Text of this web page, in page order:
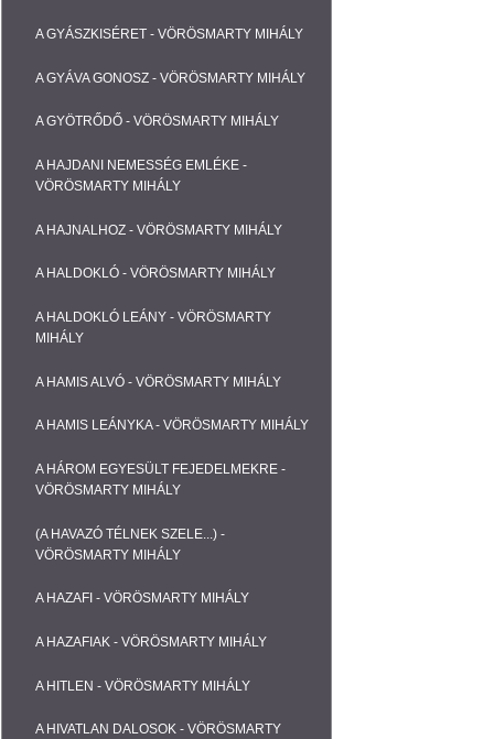
A GYÁSZKISÉRET - VÖRÖSMARTY MIHÁLY
A GYÁVA GONOSZ - VÖRÖSMARTY MIHÁLY
A GYÖTRŐDŐ - VÖRÖSMARTY MIHÁLY
A HAJDANI NEMESSÉG EMLÉKE -
VÖRÖSMARTY MIHÁLY
A HAJNALHOZ - VÖRÖSMARTY MIHÁLY
A HALDOKLÓ - VÖRÖSMARTY MIHÁLY
A HALDOKLÓ LEÁNY - VÖRÖSMARTY
MIHÁLY
A HAMIS ALVÓ - VÖRÖSMARTY MIHÁLY
A HAMIS LEÁNYKA - VÖRÖSMARTY MIHÁLY
A HÁROM EGYESÜLT FEJEDELMEKRE -
VÖRÖSMARTY MIHÁLY
(A HAVAZÓ TÉLNEK SZELE...) -
VÖRÖSMARTY MIHÁLY
A HAZAFI - VÖRÖSMARTY MIHÁLY
A HAZAFIAK - VÖRÖSMARTY MIHÁLY
A HITLEN - VÖRÖSMARTY MIHÁLY
A HIVATLAN DALOSOK - VÖRÖSMARTY